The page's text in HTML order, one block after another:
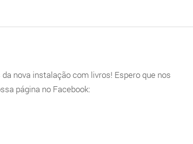
nova instalação com livros! Espero que nos
página no Facebook: